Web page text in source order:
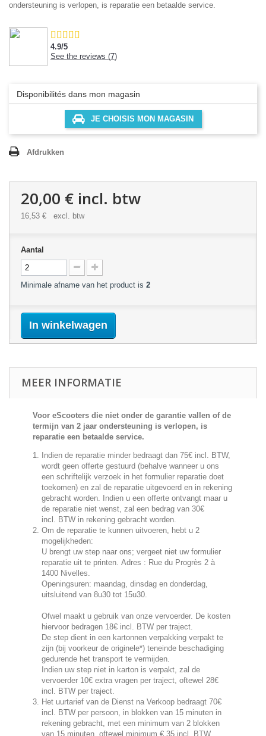
ondersteuning is verlopen, is reparatie een betaalde service.
4.9/5
See the reviews (7)
Disponibilités dans mon magasin
JE CHOISIS MON MAGASIN
Afdrukken
20,00 € incl. btw
16,53 € excl. btw
Aantal
Minimale afname van het product is 2
In winkelwagen
MEER INFORMATIE
Voor eScooters die niet onder de garantie vallen of de
termijn van 2 jaar ondersteuning is verlopen, is
reparatie een betaalde service.
Indien de reparatie minder bedraagt dan 75€ incl. BTW,
wordt geen offerte gestuurd (behalve wanneer u ons
een schriftelijk verzoek in het formulier reparatie doet
toekomen) en zal de reparatie uitgevoerd en in rekening
gebracht worden. Indien u een offerte ontvangt maar u
de reparatie niet wenst, zal een bedrag van 30€
incl. BTW in rekening gebracht worden.
Om de reparatie te kunnen uitvoeren, hebt u 2
mogelijkheden:
U brengt uw step naar ons; vergeet niet uw formulier
reparatie uit te printen. Adres : Rue du Progrès 2 à
1400 Nivelles.
Openingsuren: maandag, dinsdag en donderdag,
uitsluitend van 8u30 tot 15u30.
Ofwel maakt u gebruik van onze vervoerder. De kosten
hiervoor bedragen 18€ incl. BTW per traject.
De step dient in een kartonnen verpakking verpakt te
zijn (bij voorkeur de originele*) teneinde beschadiging
gedurende het transport te vermijden.
Indien uw step niet in karton is verpakt, zal de
vervoerder 10€ extra vragen per traject, oftewel 28€
incl. BTW per traject.
Het uurtarief van de Dienst na Verkoop bedraagt 70€
incl. BTW per persoon, in blokken van 15 minuten in
rekening gebracht, met een minimum van 2 blokken
van 15 minuten, oftewel minimum € 35 incl.
BTW.